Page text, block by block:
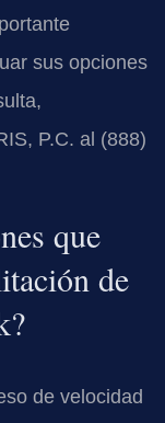
sus opciones
P.C. al (888)
que
de
de velocidad